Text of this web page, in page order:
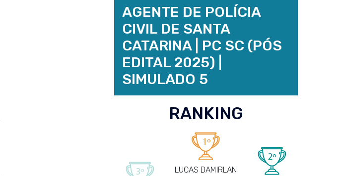
AGENTE DE POLÍCIA
CIVIL DE SANTA
CATARINA | PC SC (PÓS
EDITAL 2025) |
SIMULADO 5
RANKING
LUCAS DAMIRLAN